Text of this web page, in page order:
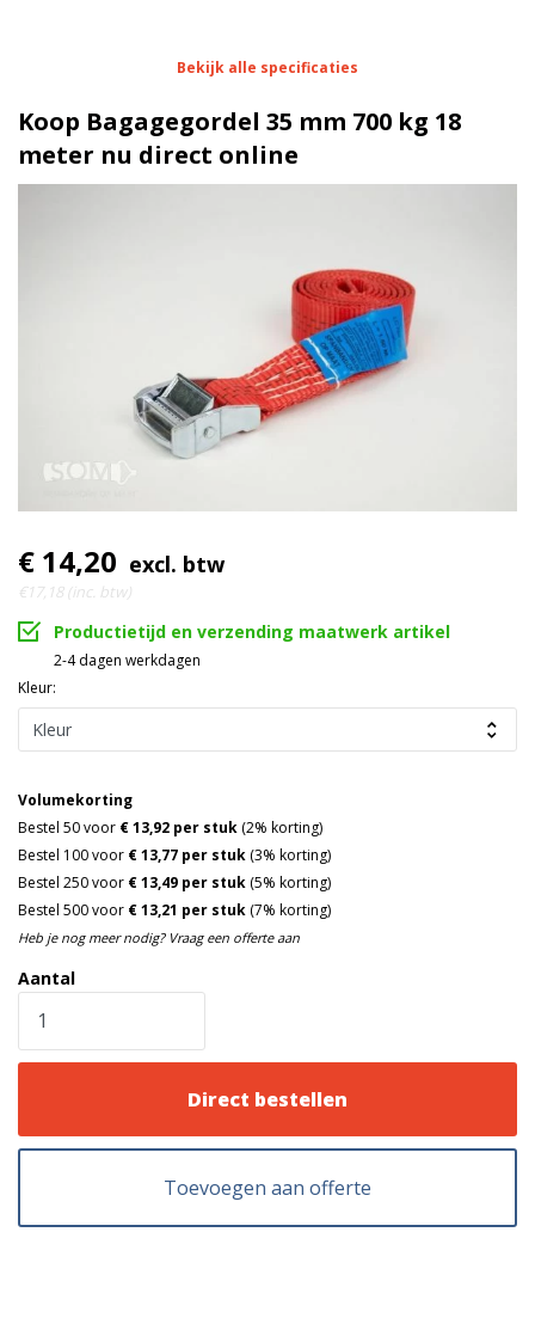
Eigenschappen Bagagegordel 35 mm 700 kg 18
Lengte 1 meter
Breedte 35 mm
verzinkt
Bekijk alle specificaties
Koop Bagagegordel 35 mm 700 kg 18
meter nu direct online
€ 14,20 excl. btw
€17,18 (inc. btw)
Productietijd en verzending maatwerk artikel
2-4 dagen werkdagen
Kleur:
Aantal
Volumekorting
Bestel 50 voor € 13,92 per stuk (2% korting)
Bestel 100 voor € 13,77 per stuk (3% korting)
Bestel 250 voor € 13,49 per stuk (5% korting)
Bestel 500 voor € 13,21 per stuk (7% korting)
Heb je nog meer nodig? Vraag een offerte aan
Direct bestellen
Toevoegen aan offerte